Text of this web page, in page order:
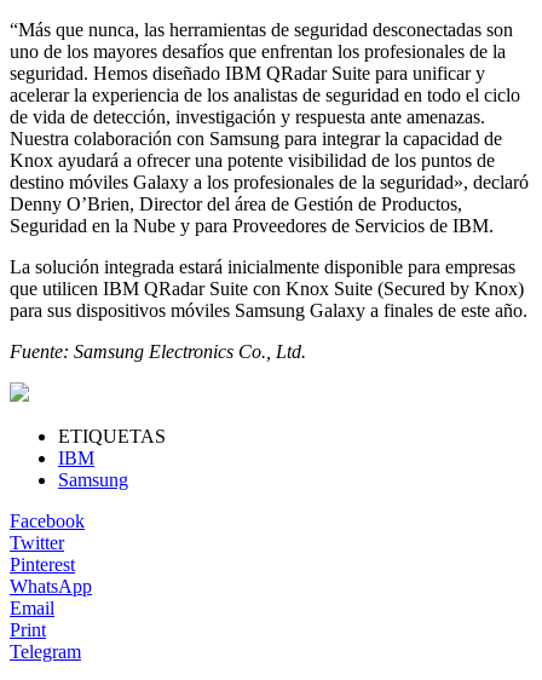
“Más que nunca, las herramientas de seguridad desconectadas son
uno de los mayores desafíos que enfrentan los profesionales de la
seguridad. Hemos diseñado IBM QRadar Suite para unificar y
acelerar la experiencia de los analistas de seguridad en todo el ciclo
de vida de detección, investigación y respuesta ante amenazas.
Nuestra colaboración con Samsung para integrar la capacidad de
Knox ayudará a ofrecer una potente visibilidad de los puntos de
destino móviles Galaxy a los profesionales de la seguridad», declaró
Denny O’Brien, Director del área de Gestión de Productos,
Seguridad en la Nube y para Proveedores de Servicios de IBM.
La solución integrada estará inicialmente disponible para empresas
que utilicen IBM QRadar Suite con Knox Suite (Secured by Knox)
para sus dispositivos móviles Samsung Galaxy a finales de este año.
Fuente: Samsung Electronics Co., Ltd.
ETIQUETAS
IBM
Samsung
Facebook
Twitter
Pinterest
WhatsApp
Email
Print
Telegram